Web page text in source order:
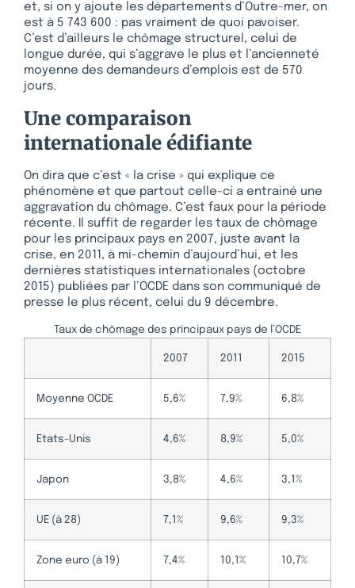
et, si on y ajoute les départements d’Outre-mer, on
est à 5 743 600 : pas vraiment de quoi pavoiser.
C’est d’ailleurs le chômage structurel, celui de
longue durée, qui s’aggrave le plus et l’ancienneté
moyenne des demandeurs d’emplois est de 570
jours.
Une comparaison
internationale édifiante
On dira que c’est « la crise » qui explique ce
phénomène et que partout celle-ci a entrainé une
aggravation du chômage. C’est faux pour la période
récente. Il suffit de regarder les taux de chômage
pour les principaux pays en 2007, juste avant la
crise, en 2011, à mi-chemin d’aujourd’hui, et les
dernières statistiques internationales (octobre
2015) publiées par l’OCDE dans son communiqué de
presse le plus récent, celui du 9 décembre.
Taux de chômage des principaux pays de l’OCDE
2007 2011 2015
Moyenne OCDE 5,6% 7,9% 6,8%
Etats-Unis 4,6% 8,9% 5,0%
Japon 3,8% 4,6% 3,1%
UE (à 28) 7,1% 9,6% 9,3%
Zone euro (à 19) 7,4% 10,1% 10,7%